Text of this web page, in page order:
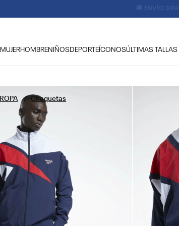
MUJERHOMBRENIÑOSDEPORTE ÍCONOSÚLTIMAS TALLAS
ROPA Chaquetas
1.
reebok classic mujer
2.
club c
reebok hombre
4.
training
classic
6.
polerón
.